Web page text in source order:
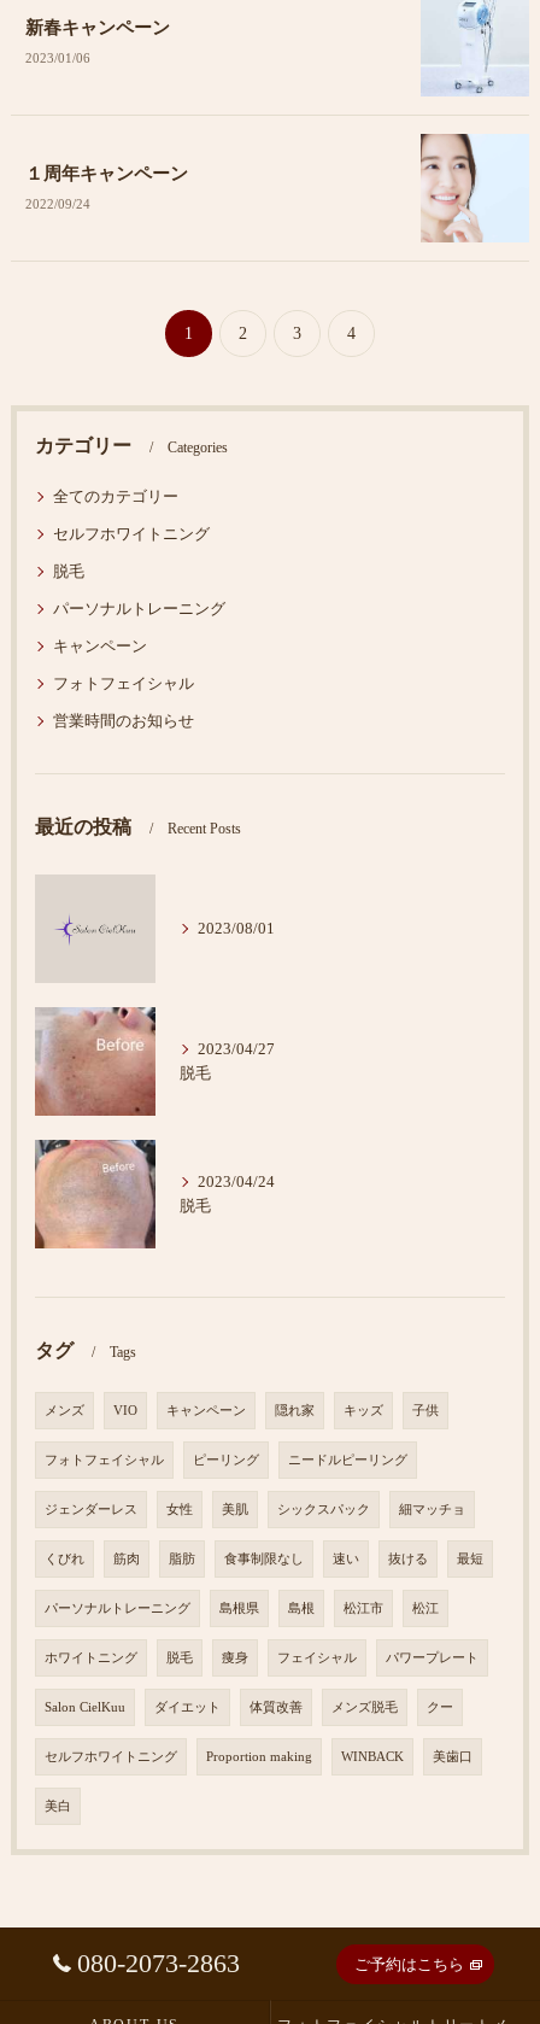
新春キャンペーン
2023/01/06
１周年キャンペーン
2022/09/24
1 2 3 4
カテゴリー Categories
全てのカテゴリー
セルフホワイトニング
脱毛
パーソナルトレーニング
キャンペーン
フォトフェイシャル
営業時間のお知らせ
最近の投稿 Recent Posts
2023/08/01
2023/04/27
脱毛
2023/04/24
脱毛
タグ Tags
メンズ VIO キャンペーン 隠れ家 キッズ 子供
フォトフェイシャル ピーリング ニードルピーリング
ジェンダーレス 女性 美肌 シックスパック 細マッチョ
くびれ 筋肉 脂肪 食事制限なし 速い 抜ける 最短
パーソナルトレーニング 島根県 島根 松江市 松江
ホワイトニング 脱毛 痩身 フェイシャル パワープレート
Salon CielKuu ダイエット 体質改善 メンズ脱毛 クー
セルフホワイトニング Proportion making WINBACK 美歯口
美白
080-2073-2863 ご予約はこちら